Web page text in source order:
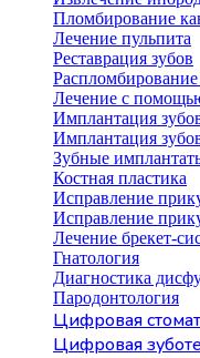
Пломбирование
Лечение пульпита
Реставрация зубов
Лечение с
Имплантация
Имплантация
Зубные
Костная пластика
Исправление
Исправление
Лечение брекет-
Гнатология
Диагностика
Пародонтология
Цифровая
Цифровая